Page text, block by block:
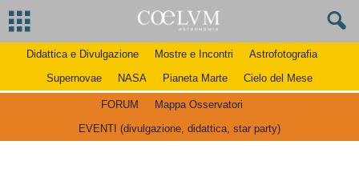
Didattica e Divulgazione Mostre e Incontri
Astrofotografia
Supernovae
NASA Pianeta Marte Cielo del Mese
FORUM
Mappa Osservatori
EVENTI (divulgazione, didattica, star party)